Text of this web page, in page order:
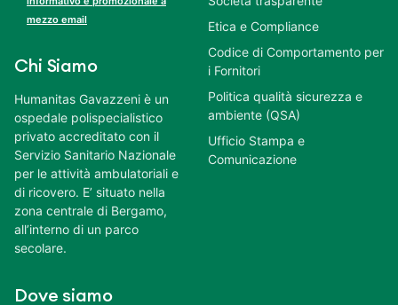
mezzo email
Chi Siamo
Humanitas Gavazzeni è un
ospedale polispecialistico
privato accreditato con il
Servizio Sanitario Nazionale
per le attività ambulatoriali e
di ricovero. E’ situato nella
zona centrale di Bergamo,
all’interno di un parco
secolare.
Dove siamo
Etica e Compliance
Codice di Comportamento per
i Fornitori
Politica qualità sicurezza e
ambiente (QSA)
Ufficio Stampa e
Comunicazione